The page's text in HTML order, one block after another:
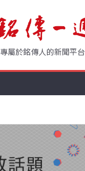
專屬於銘傳人的新聞平台